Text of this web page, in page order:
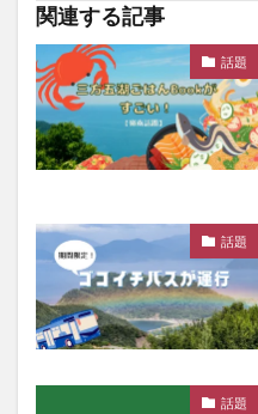
関連する記事
話題
話題
話題